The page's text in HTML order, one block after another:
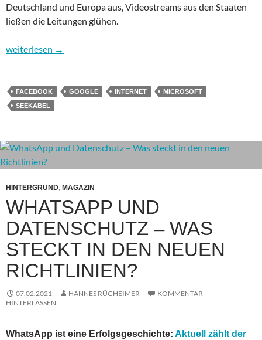
Deutschland und Europa aus, Videostreams aus den Staaten
ließen die Leitungen glühen.
Seekabel – Machtkampf in der Tiefsee
weiterlesen →
FACEBOOK GOOGLE INTERNET
MICROSOFT
SEEKABEL
HINTERGRUND, MAGAZIN
WHATSAPP UND
DATENSCHUTZ – WAS
STECKT IN DEN NEUEN
RICHTLINIEN?
07.02.2021 HANNES RÜGHEIMER
KOMMENTAR
HINTERLASSEN
WhatsApp ist eine Erfolgsgeschichte: Aktuell zählt der